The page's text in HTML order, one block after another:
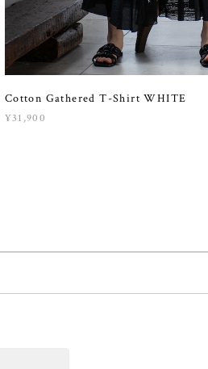
Cotton Gathered T-Shirt WHITE
¥31,900